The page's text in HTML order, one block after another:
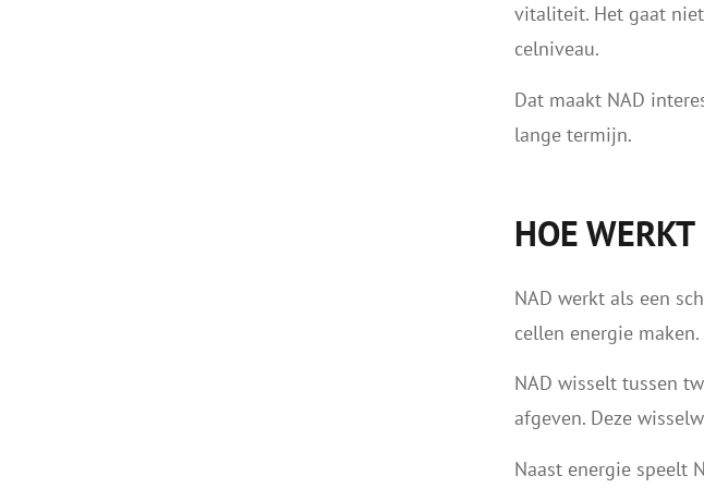
vitaliteit. Het gaat
celniveau.
Dat maakt NAD
lange termijn.
HOE
NAD werkt als een
cellen energie
NAD wisselt tussen
afgeven. Deze
Naast energie speelt